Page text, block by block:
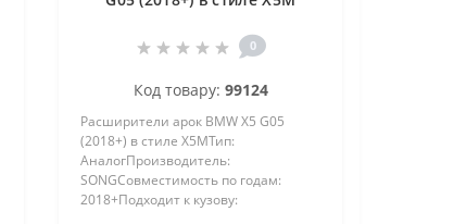
0
Код товару: 99124
Расширители арок BMW X5 G05
(2018+) в стиле X5MТип:
АналогПроизводитель:
SONGСовместимость по годам:
2018+Подходит к кузову: